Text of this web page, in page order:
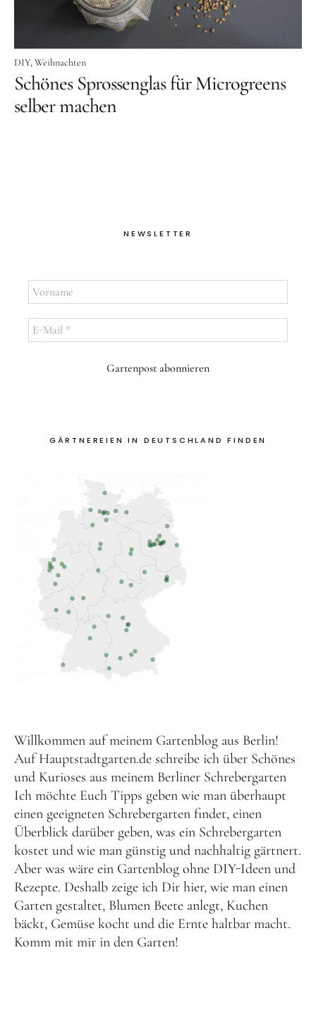
DIY Weihnachten
Schönes Sprossenglas für Microgreens
selber machen
NEWSLETTER
Vorname
E-
Mail
GÄRTNEREIEN IN DEUTSCHLAND FINDEN
Willkommen auf meinem Gartenblog aus Berlin!
Auf Hauptstadtgarten.de schreibe ich über Schönes
und Kurioses aus meinem Berliner Schrebergarten
Ich möchte Euch Tipps geben wie man überhaupt
einen geeigneten Schrebergarten findet, einen
Überblick darüber geben, was ein Schrebergarten
kostet und wie man günstig und nachhaltig gärtnert.
Aber was wäre ein Gartenblog ohne DIY-Ideen und
Rezepte. Deshalb zeige ich Dir hier, wie man einen
Garten gestaltet, Blumen Beete anlegt, Kuchen
bäckt, Gemüse kocht und die Ernte haltbar macht.
Komm mit mir in den Garten!